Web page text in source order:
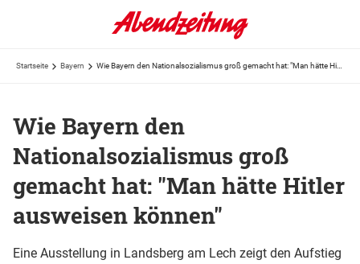
Startseite Bayern
Wie Bayern den
Nationalsozialismus groß
gemacht hat: "Man hätte Hitler
ausweisen können"
Eine Ausstellung in Landsberg am Lech zeigt den Aufstieg